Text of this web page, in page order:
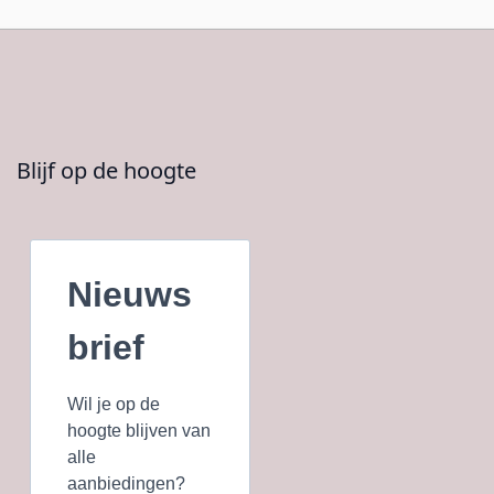
Blijf op de hoogte
Nieuws
brief
Wil je op de
hoogte blijven van
alle
aanbiedingen?